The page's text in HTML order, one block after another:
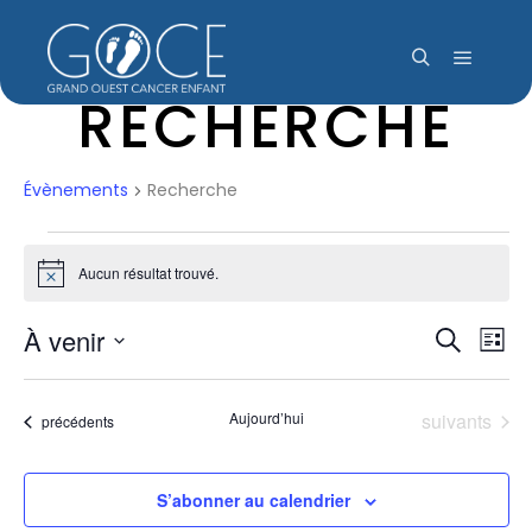
Menu
RECHERCHE
Évènements Recherche
ÉVÈNEMENTS
Notice Aucun résultat trouvé.
ET
DE
Liste
À venir
Sélectionnez
date.
Évènements
précédents Aujourd’hui Évènements
suivants
S’abonner au calendrier